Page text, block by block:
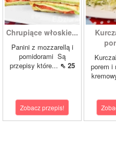
Chrupiące włoskie...
Panini z mozzarellą i
pomidorami Są
przepisy które... ⇖ 25
Zobacz przepis!
porem i